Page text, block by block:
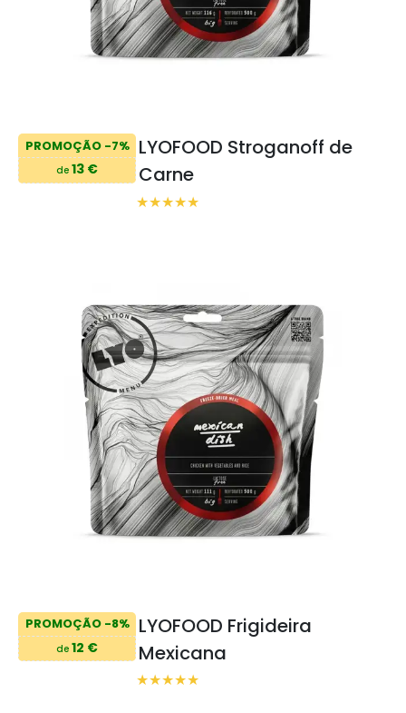
PROMOÇÃO -7%
de 13 €
LYOFOOD Stroganoff de
Carne
PROMOÇÃO -8%
de 12 €
LYOFOOD Frigideira
Mexicana